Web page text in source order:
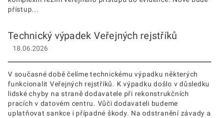
přístup...
Technický výpadek Veřejných rejstříků
18.06.2026
V současné době čelíme technickému výpadku některých
funkcionalit Veřejných rejstříků. K výpadku došlo v důsledku
lidské chyby na straně dodavatele při rekonstrukčních
pracích v datovém centru. Vůči dodavateli budeme
uplatňovat sankce i případné škody. Na odstranění závady a